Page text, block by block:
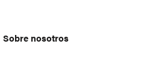
Sobre nosotros